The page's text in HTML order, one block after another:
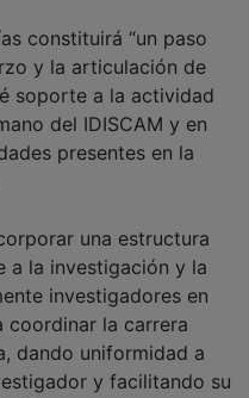
y la articulación de
soporte a la actividad
del IDISCAM y en
presentes en la
a la investigación y la
investigadores en
la carrera
dando uniformidad a
y facilitando su
y concursos de